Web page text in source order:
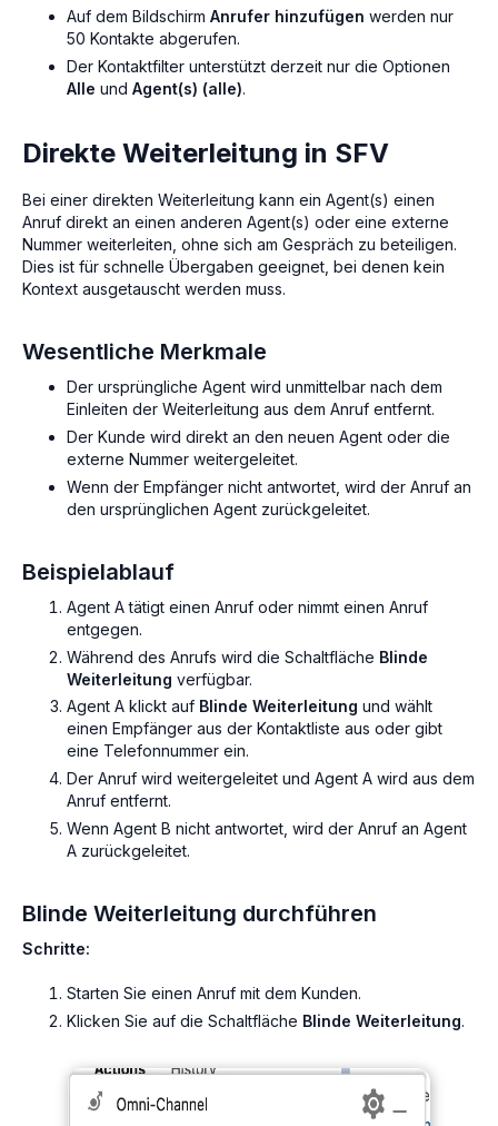
Auf dem Bildschirm Anrufer hinzufügen werden nur
50 Kontakte abgerufen.
Der Kontaktfilter unterstützt derzeit nur die Optionen
Alle und Agent(s) (alle).
Direkte Weiterleitung in SFV
Bei einer direkten Weiterleitung kann ein Agent(s) einen
Anruf direkt an einen anderen Agent(s) oder eine externe
Nummer weiterleiten, ohne sich am Gespräch zu beteiligen.
Dies ist für schnelle Übergaben geeignet, bei denen kein
Kontext ausgetauscht werden muss.
Wesentliche Merkmale
Der ursprüngliche Agent wird unmittelbar nach dem
Einleiten der Weiterleitung aus dem Anruf entfernt.
Der Kunde wird direkt an den neuen Agent oder die
externe Nummer weitergeleitet.
Wenn der Empfänger nicht antwortet, wird der Anruf an
den ursprünglichen Agent zurückgeleitet.
Beispielablauf
Agent A tätigt einen Anruf oder nimmt einen Anruf
entgegen.
Während des Anrufs wird die Schaltfläche Blinde
Weiterleitung verfügbar.
Agent A klickt auf Blinde Weiterleitung und wählt
einen Empfänger aus der Kontaktliste aus oder gibt
eine Telefonnummer ein.
Der Anruf wird weitergeleitet und Agent A wird aus dem
Anruf entfernt.
Wenn Agent B nicht antwortet, wird der Anruf an Agent
A zurückgeleitet.
Blinde Weiterleitung durchführen
Schritte:
Starten Sie einen Anruf mit dem Kunden.
Klicken Sie auf die Schaltfläche Blinde Weiterleitung.